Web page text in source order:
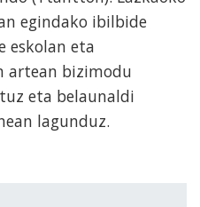
egindako ibilbide
eskolan eta
artean bizimodu
eta belaunaldi
lagunduz.